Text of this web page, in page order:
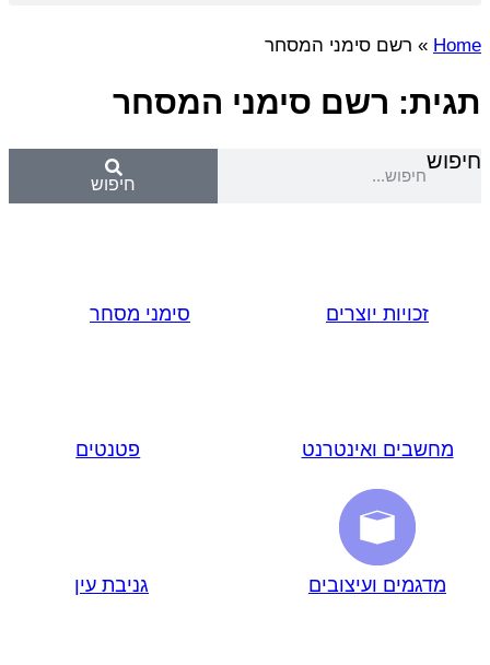
Home
» רשם סימני המסחר
תגית: רשם סימני המסחר
חיפוש
חיפוש
זכויות יוצרים סימני מסחר
מחשבים ואינטרנט פטנטים
מדגמים ועיצובים גניבת עין